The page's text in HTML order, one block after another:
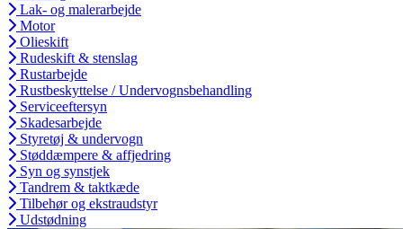
Lak- og malerarbejde
Motor
Olieskift
Rudeskift & stenslag
Rustarbejde
Rustbeskyttelse / Undervognsbehandling
Serviceeftersyn
Skadesarbejde
Styretøj & undervogn
Støddæmpere & affjedring
Syn og synstjek
Tandrem & taktkæde
Tilbehør og ekstraudstyr
Udstødning